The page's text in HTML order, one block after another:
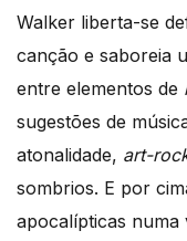
Walker liberta-se
canção e saboreia
entre elementos de
sugestões de
atonalidade, art-
sombrios. E por
apocalípticas